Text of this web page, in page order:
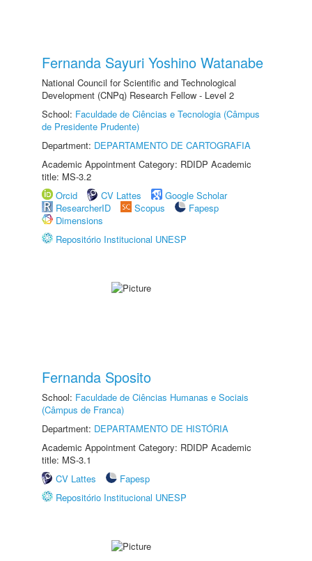
Fernanda Sayuri Yoshino Watanabe
National Council for Scientific and Technological
Development (CNPq) Research Fellow - Level 2
School: Faculdade de Ciências e Tecnologia (Câmpus
de Presidente Prudente)
Department: DEPARTAMENTO DE CARTOGRAFIA
Academic Appointment Category: RDIDP Academic
title: MS-3.2
Orcid
CV Lattes
Google Scholar
ResearcherID
Scopus
Fapesp
Dimensions
Repositório Institucional UNESP
Fernanda Sposito
School: Faculdade de Ciências Humanas e Sociais
(Câmpus de Franca)
Department: DEPARTAMENTO DE HISTÓRIA
Academic Appointment Category: RDIDP Academic
title: MS-3.1
CV Lattes
Fapesp
Repositório Institucional UNESP